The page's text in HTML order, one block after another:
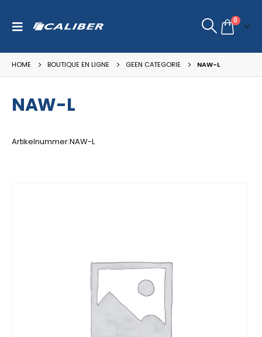
0
HOME BOUTIQUE EN LIGNE GEEN CATEGORIE NAW-L
NAW-L
Artikelnummer:NAW-L